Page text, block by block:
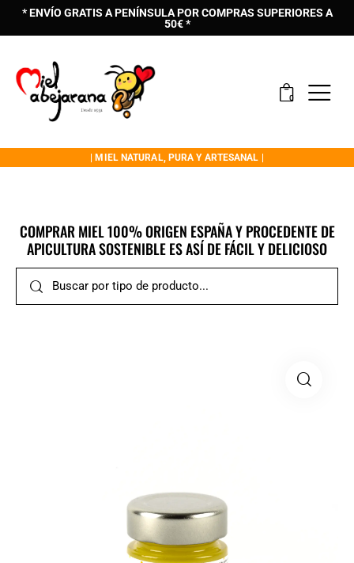
* ENVÍO GRATIS A PENÍNSULA POR COMPRAS SUPERIORES A
50€ *
0
| MIEL NATURAL, PURA Y ARTESANAL |
COMPRAR MIEL 100% ORIGEN ESPAÑA Y PROCEDENTE DE
APICULTURA SOSTENIBLE ES ASÍ DE FÁCIL Y DELICIOSO